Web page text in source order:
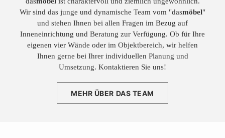
Wir sind das junge und dynamische Team vom "dasmöbel"
und stehen Ihnen bei allen Fragen im Bezug auf
Inneneinrichtung und Beratung zur Verfügung. Ob für Ihre
eigenen vier Wände oder im Objektbereich, wir helfen
Ihnen gerne bei Ihrer individuellen Planung und
Umsetzung. Kontaktieren Sie uns!
MEHR ÜBER DAS TEAM